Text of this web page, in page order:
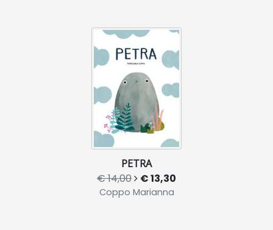
PETRA
€ 14,00 € 13,30
Coppo Marianna